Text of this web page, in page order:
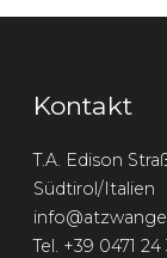
Kontakt
T.A. Edison
Südtirol/Italien
Tel. +39 0471 24